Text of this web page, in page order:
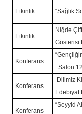
Etkinlik “Sağlık
Etkinlik
Niğde
Gösterisi
Konferans
Salon
Konferans
Dilimiz
Edebiyat
Konferans
“Seyyid